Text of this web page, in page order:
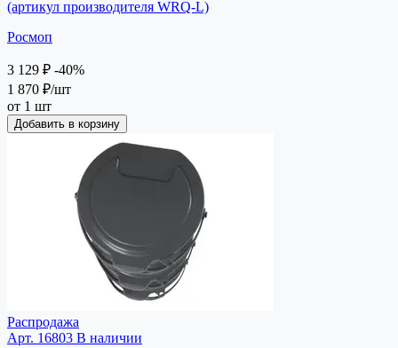
(артикул производителя WRQ-L)
Росмоп
3 129 ₽ -40%
1 870 ₽/шт
от 1 шт
Добавить в корзину
Распродажа
Арт. 16803 В наличии